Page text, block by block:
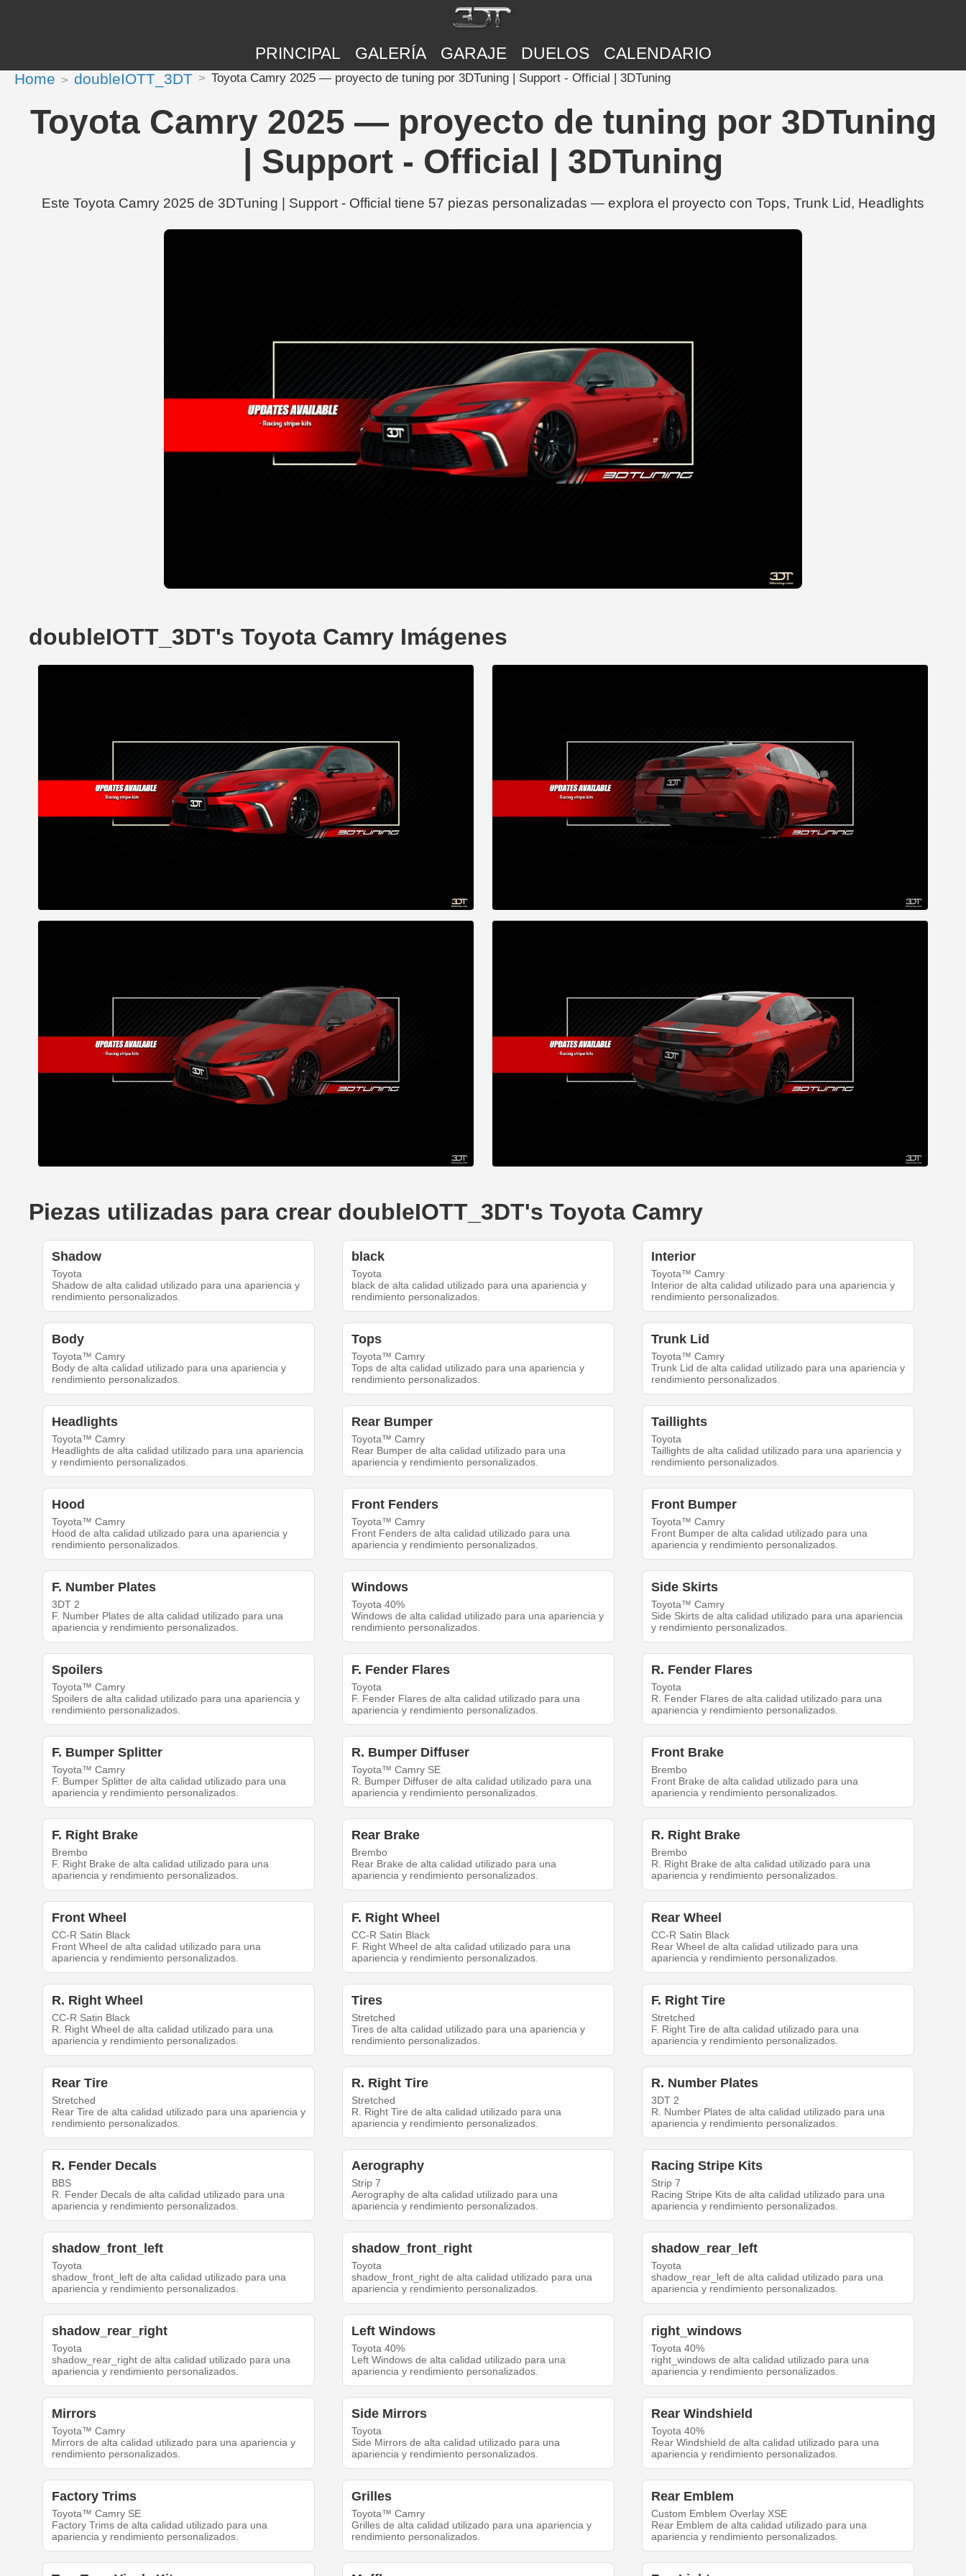
PRINCIPAL GALERÍA GARAJE DUELOS CALENDARIO
Home doubleIOTT_3DT Toyota Camry 2025 — proyecto de tuning por 3DTuning | Support - Official | 3DTuning
Toyota Camry 2025 — proyecto de tuning por 3DTuning
| Support - Official | 3DTuning
Este Toyota Camry 2025 de 3DTuning | Support - Official tiene 57 piezas personalizadas — explora el proyecto con Tops, Trunk Lid, Headlights
doubleIOTT_3DT's Toyota Camry Imágenes
Piezas utilizadas para crear doubleIOTT_3DT's Toyota Camry
Shadow
Toyota
Shadow de alta calidad utilizado para una apariencia y
rendimiento personalizados.
black
Toyota
black de alta calidad utilizado para una apariencia y
rendimiento personalizados.
Interior
Toyota™ Camry
Interior de alta calidad utilizado para una apariencia y
rendimiento personalizados.
Body
Toyota™ Camry
Body de alta calidad utilizado para una apariencia y
rendimiento personalizados.
Tops
Toyota™ Camry
Tops de alta calidad utilizado para una apariencia y
rendimiento personalizados.
Trunk Lid
Toyota™ Camry
Trunk Lid de alta calidad utilizado para una apariencia y
rendimiento personalizados.
Headlights
Toyota™ Camry
Headlights de alta calidad utilizado para una apariencia
y rendimiento personalizados.
Rear Bumper
Toyota™ Camry
Rear Bumper de alta calidad utilizado para una
apariencia y rendimiento personalizados.
Taillights
Toyota
Taillights de alta calidad utilizado para una apariencia y
rendimiento personalizados.
Hood
Toyota™ Camry
Hood de alta calidad utilizado para una apariencia y
rendimiento personalizados.
Front Fenders
Toyota™ Camry
Front Fenders de alta calidad utilizado para una
apariencia y rendimiento personalizados.
Front Bumper
Toyota™ Camry
Front Bumper de alta calidad utilizado para una
apariencia y rendimiento personalizados.
F. Number Plates
3DT 2
F. Number Plates de alta calidad utilizado para una
apariencia y rendimiento personalizados.
Windows
Toyota 40%
Windows de alta calidad utilizado para una apariencia y
rendimiento personalizados.
Side Skirts
Toyota™ Camry
Side Skirts de alta calidad utilizado para una apariencia
y rendimiento personalizados.
Spoilers
Toyota™ Camry
Spoilers de alta calidad utilizado para una apariencia y
rendimiento personalizados.
F. Fender Flares
Toyota
F. Fender Flares de alta calidad utilizado para una
apariencia y rendimiento personalizados.
R. Fender Flares
Toyota
R. Fender Flares de alta calidad utilizado para una
apariencia y rendimiento personalizados.
F. Bumper Splitter
Toyota™ Camry
F. Bumper Splitter de alta calidad utilizado para una
apariencia y rendimiento personalizados.
R. Bumper Diffuser
Toyota™ Camry SE
R. Bumper Diffuser de alta calidad utilizado para una
apariencia y rendimiento personalizados.
Front Brake
Brembo
Front Brake de alta calidad utilizado para una
apariencia y rendimiento personalizados.
F. Right Brake
Brembo
F. Right Brake de alta calidad utilizado para una
apariencia y rendimiento personalizados.
Rear Brake
Brembo
Rear Brake de alta calidad utilizado para una
apariencia y rendimiento personalizados.
R. Right Brake
Brembo
R. Right Brake de alta calidad utilizado para una
apariencia y rendimiento personalizados.
Front Wheel
CC-R Satin Black
Front Wheel de alta calidad utilizado para una
apariencia y rendimiento personalizados.
F. Right Wheel
CC-R Satin Black
F. Right Wheel de alta calidad utilizado para una
apariencia y rendimiento personalizados.
Rear Wheel
CC-R Satin Black
Rear Wheel de alta calidad utilizado para una
apariencia y rendimiento personalizados.
R. Right Wheel
CC-R Satin Black
R. Right Wheel de alta calidad utilizado para una
apariencia y rendimiento personalizados.
Tires
Stretched
Tires de alta calidad utilizado para una apariencia y
rendimiento personalizados.
F. Right Tire
Stretched
F. Right Tire de alta calidad utilizado para una
apariencia y rendimiento personalizados.
Rear Tire
Stretched
Rear Tire de alta calidad utilizado para una apariencia y
rendimiento personalizados.
R. Right Tire
Stretched
R. Right Tire de alta calidad utilizado para una
apariencia y rendimiento personalizados.
R. Number Plates
3DT 2
R. Number Plates de alta calidad utilizado para una
apariencia y rendimiento personalizados.
R. Fender Decals
BBS
R. Fender Decals de alta calidad utilizado para una
apariencia y rendimiento personalizados.
Aerography
Strip 7
Aerography de alta calidad utilizado para una
apariencia y rendimiento personalizados.
Racing Stripe Kits
Strip 7
Racing Stripe Kits de alta calidad utilizado para una
apariencia y rendimiento personalizados.
shadow_front_left
Toyota
shadow_front_left de alta calidad utilizado para una
apariencia y rendimiento personalizados.
shadow_front_right
Toyota
shadow_front_right de alta calidad utilizado para una
apariencia y rendimiento personalizados.
shadow_rear_left
Toyota
shadow_rear_left de alta calidad utilizado para una
apariencia y rendimiento personalizados.
shadow_rear_right
Toyota
shadow_rear_right de alta calidad utilizado para una
apariencia y rendimiento personalizados.
Left Windows
Toyota 40%
Left Windows de alta calidad utilizado para una
apariencia y rendimiento personalizados.
right_windows
Toyota 40%
right_windows de alta calidad utilizado para una
apariencia y rendimiento personalizados.
Mirrors
Toyota™ Camry
Mirrors de alta calidad utilizado para una apariencia y
rendimiento personalizados.
Side Mirrors
Toyota
Side Mirrors de alta calidad utilizado para una
apariencia y rendimiento personalizados.
Rear Windshield
Toyota 40%
Rear Windshield de alta calidad utilizado para una
apariencia y rendimiento personalizados.
Factory Trims
Toyota™ Camry SE
Factory Trims de alta calidad utilizado para una
apariencia y rendimiento personalizados.
Grilles
Toyota™ Camry
Grilles de alta calidad utilizado para una apariencia y
rendimiento personalizados.
Rear Emblem
Custom Emblem Overlay XSE
Rear Emblem de alta calidad utilizado para una
apariencia y rendimiento personalizados.